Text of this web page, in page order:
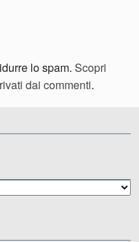
lo spam. Scopri
dai commenti.